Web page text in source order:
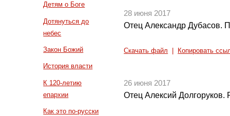
Детям о Боге
Дотянуться до
небес
Закон Божий
История власти
К 120-летию
епархии
Как это по-русски
28 июня 2017
Отец Александр Дубасов.
Скачать файл Копировать
26 июня 2017
Отец Алексий Долгоруков.